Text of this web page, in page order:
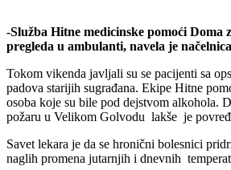
-Služba Hitne medicinske pomoći
pregleda u ambulanti, navela je
Tokom vikenda javljali su se pacijenti sa
padova starijih sugrađana. Ekipe Hitne
osoba koje su bile pod dejstvom alkohola.
požaru u Velikom Golvodu lakše je
Savet lekara je da se hronični bolesnici
naglih promena jutarnjih i dnevnih